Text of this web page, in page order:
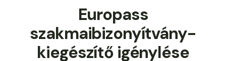
Europass
szakmaibizonyítvány-
kiegészítő igénylése